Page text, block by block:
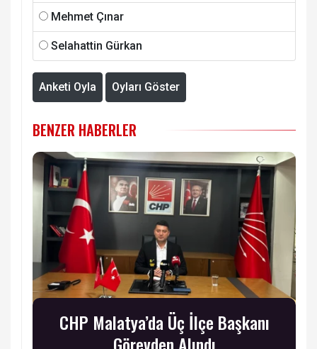
Mehmet Çınar
Selahattin Gürkan
Anketi Oyla Oyları Göster
BENZER HABERLER
CHP Malatya’da Üç İlçe Başkanı